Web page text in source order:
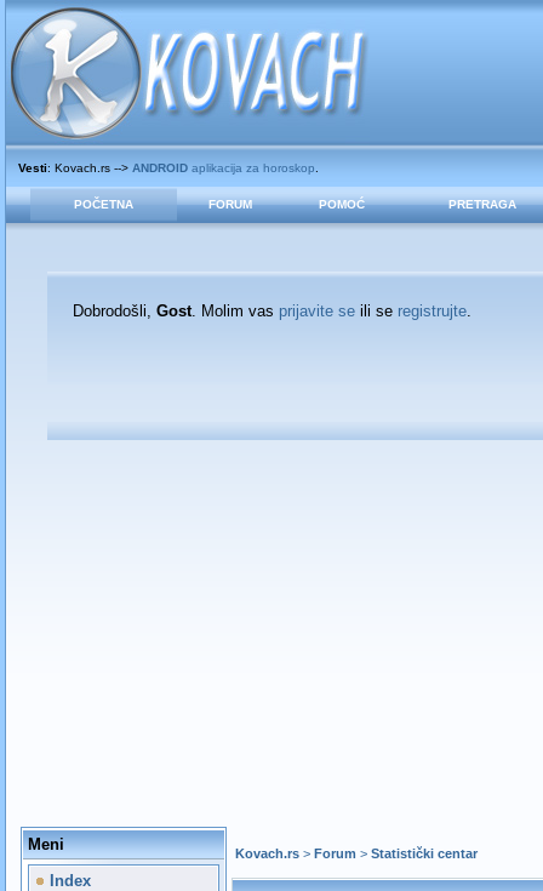
Vesti: Kovach.rs --> ANDROIDaplikacija za horoskop
POČETNA FORUM POMOĆ PRETRAGA
Dobrodošli, Gost. Molim vas prijavite seili se registrujte.
Meni
Index
Kovach.rs> Forum > Statistički centar